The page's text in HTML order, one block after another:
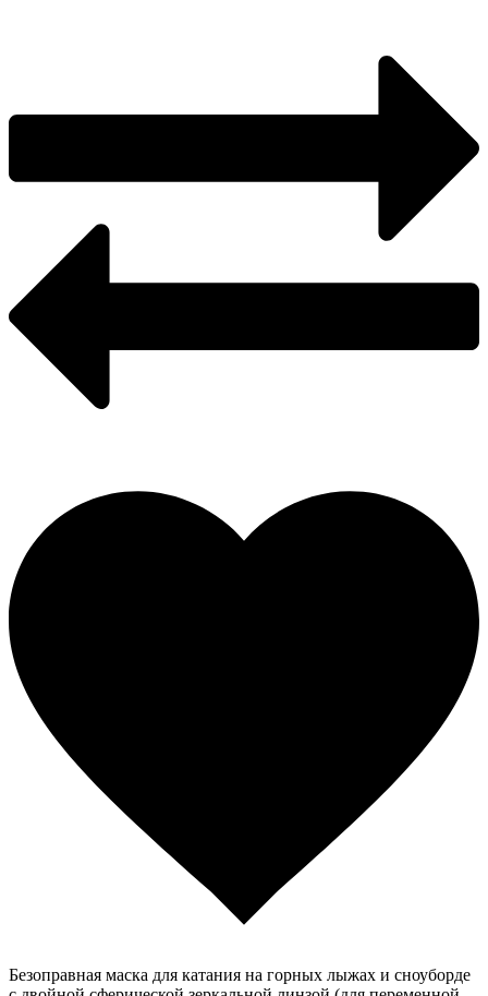
Безоправная маска для катания на горных лыжах и сноуборде